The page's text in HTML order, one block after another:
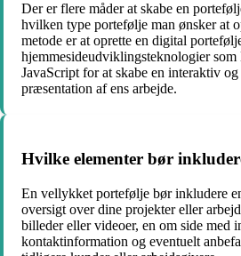
Der er flere måder at skabe en
hvilken type portefølje man ønsker at
metode er at oprette en digital
hjemmesideudviklingsteknologier
JavaScript for at skabe en interaktiv
præsentation af ens arbejde.
Hvilke elementer bør
En vellykket portefølje bør inkludere
oversigt over dine projekter eller
billeder eller videoer, en om side med
kontaktinformation og eventuelt